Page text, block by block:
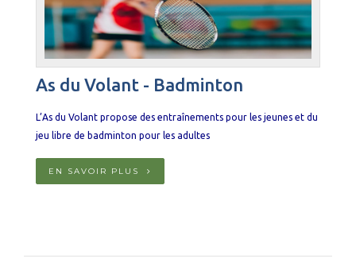
As du Volant - Badminton
L’As du Volant propose des entraînements pour les jeunes et du
jeu libre de badminton pour les adultes
EN SAVOIR PLUS